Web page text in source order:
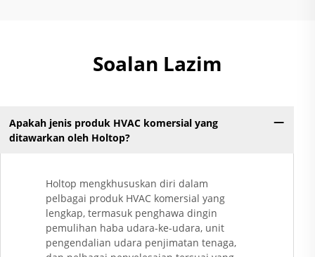
Soalan Lazim
Apakah jenis produk HVAC komersial yang
ditawarkan oleh Holtop?
Holtop mengkhususkan diri dalam
pelbagai produk HVAC komersial yang
lengkap, termasuk penghawa dingin
pemulihan haba udara-ke-udara, unit
pengendalian udara penjimatan tenaga,